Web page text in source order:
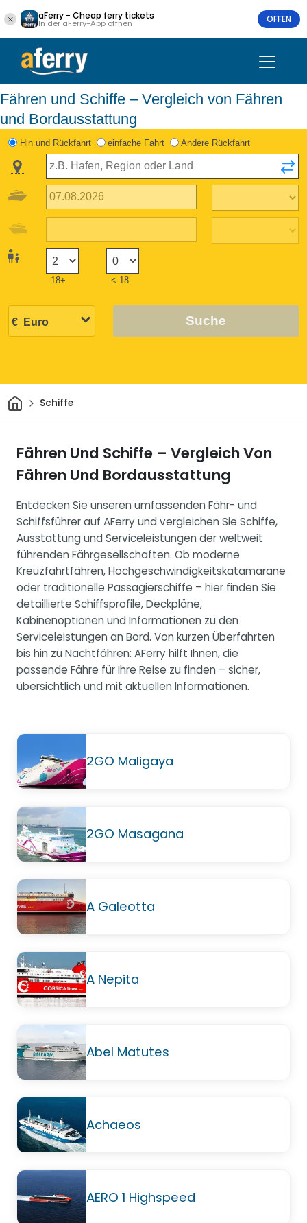
aFerry - Cheap ferry tickets
In der aFerry-App öffnen OFFEN
Fähren und Schiffe – Vergleich von Fähren
und Bordausstattung
Hin und Rückfahrt einfache Fahrt Andere Rückfahrt
18+ < 18
Suche
HeimSchiffe
Fähren Und Schiffe – Vergleich Von
Fähren Und Bordausstattung
Entdecken Sie unseren umfassenden Fähr- und
Schiffsführer auf AFerry und vergleichen Sie Schiffe,
Ausstattung und Serviceleistungen der weltweit
führenden Fährgesellschaften. Ob moderne
Kreuzfahrtfähren, Hochgeschwindigkeitskatamarane
oder traditionelle Passagierschiffe – hier finden Sie
detaillierte Schiffsprofile, Deckpläne,
Kabinenoptionen und Informationen zu den
Serviceleistungen an Bord. Von kurzen Überfahrten
bis hin zu Nachtfähren: AFerry hilft Ihnen, die
passende Fähre für Ihre Reise zu finden – sicher,
übersichtlich und mit aktuellen Informationen.
2GO Maligaya
2GO Masagana
A Galeotta
A Nepita
Abel Matutes
Achaeos
AERO 1 Highspeed